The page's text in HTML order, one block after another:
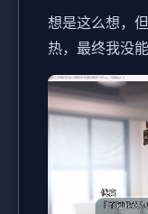
想是这么想，
热，最终我没